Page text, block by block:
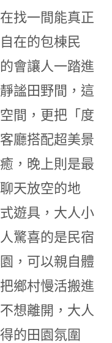
找一間能真正
在的包棟民
會讓人一踏進
謐田野間，這
間，更把「度
廳搭配超美景
，晚上則是最
天放空的地
遊具，大人小
驚喜的是民宿
，可以親自體
鄉村慢活搬進
想離開，大人
的田園氛圍